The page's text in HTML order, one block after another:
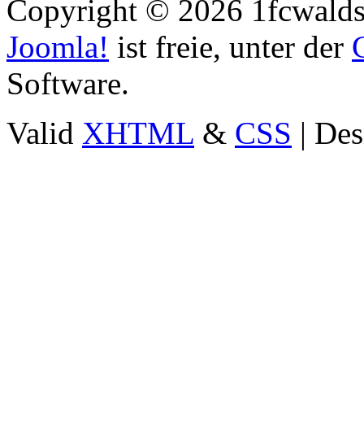
Copyright © 2026
Joomla! ist freie, unter der
Software.
Valid XHTML & CSS |